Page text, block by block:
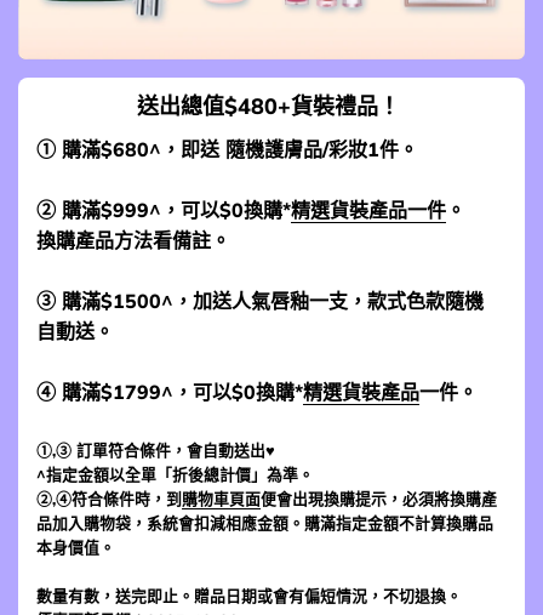
送出總值$480+貨裝禮品！
① 購滿$680^，即送 隨機護膚品/彩妝1件。
② 購滿$999^，可以$0換購*精選貨裝產品一件 。
換購產品方法看備註。
③ 購滿$1500^，加送人氣唇釉一支，款式色款隨機
自動送。
④ 購滿$1799^，可以$0換購*精選貨裝產品一件。
①,③ 訂單符合條件，會自動送出♥
^指定金額以全單「折後總計價」為準。
②,④符合條件時，到 購物車頁面便會出現換購提示，必須將換購產
品加入購物袋，系統會扣減相應金額。購滿指定金額不計算換購品
本身價值。
數量有數，送完即止。贈品日期或會有偏短情況，不切退換。